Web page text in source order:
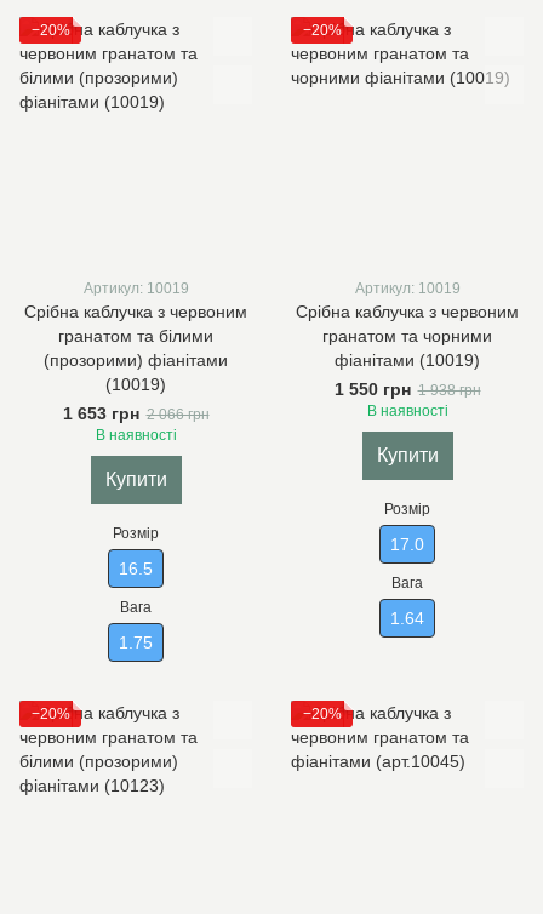
−20%
Артикул: 10019
Срібна каблучка з червоним
гранатом та білими
(прозорими) фіанітами
(10019)
1 653 грн 2 066 грн
В наявності
Купити
Розмір
16.5
Вага
1.75
−20%
Артикул: 10019
Срібна каблучка з червоним
гранатом та чорними
фіанітами (10019)
1 550 грн 1 938 грн
В наявності
Купити
Розмір
17.0
Вага
1.64
−20% −20%